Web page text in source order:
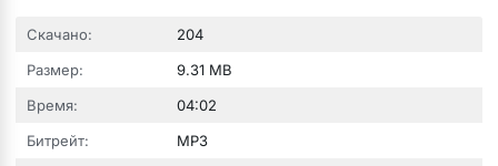
Скачано:
204
Размер:
9.31 MB
Время:
04:02
Битрейт:
MP3